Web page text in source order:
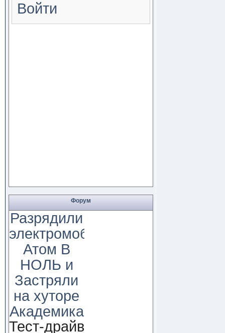
Войти
Форум
Разрядили
электромобиль
Атом В
НОЛЬ и
Застряли
на хуторе
Академика
Тест-драйв